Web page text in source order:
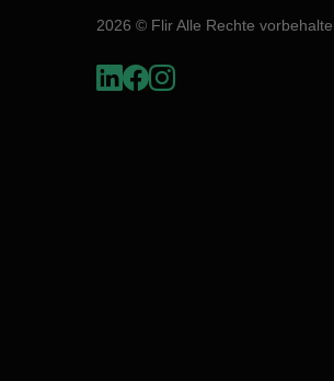
2026 © Flir Alle Rechte